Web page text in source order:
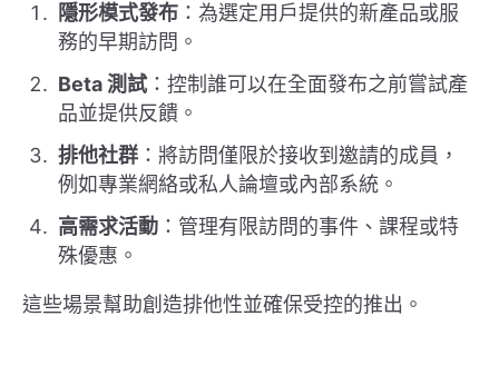
隱形模式發布 ：為選定用戶提供的新產品或服
務的早期訪問。
Beta 測試 ：控制誰可以在全面發布之前嘗試產
品並提供反饋。
排他社群 ：將訪問僅限於接收到邀請的成員，
例如專業網絡或私人論壇或內部系統。
高需求活動 ：管理有限訪問的事件、課程或特
殊優惠。
這些場景幫助創造排他性並確保受控的推出。